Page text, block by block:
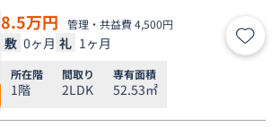
8.5万円 管理・共益費 4,500円
敷 0ヶ月 礼 1ヶ月 お気
所在階
1階
間取り
2LDK
専有面積
52.53㎡